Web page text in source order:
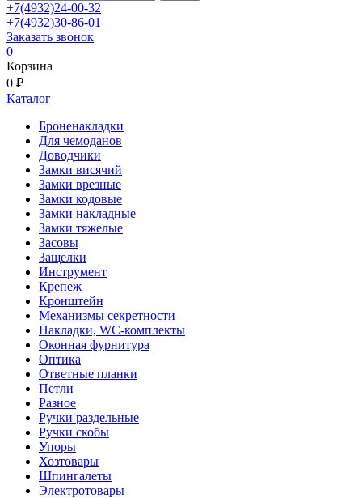
+7(4932)24-00-32
+7(4932)30-86-01
Заказать звонок
0
Корзина
0 ₽
Каталог
Броненакладки
Для чемоданов
Доводчики
Замки висячий
Замки врезные
Замки кодовые
Замки накладные
Замки тяжелые
Засовы
Защелки
Инструмент
Крепеж
Кронштейн
Механизмы секретности
Накладки, WC-комплекты
Оконная фурнитура
Оптика
Ответные планки
Петли
Разное
Ручки раздельные
Ручки скобы
Упоры
Хозтовары
Шпингалеты
Электротовары